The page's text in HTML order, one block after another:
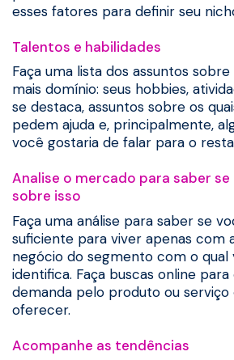
esses fatores para definir seu
Talentos e habilidades
Faça uma lista dos assuntos
mais domínio: seus hobbies,
se destaca, assuntos sobre os
pedem ajuda e, principalmente,
você gostaria de falar para o
Analise o mercado para saber
sobre isso
Faça uma análise para saber se
suficiente para viver apenas com
negócio do segmento com o qual
identifica. Faça buscas online
demanda pelo produto ou
oferecer.
Acompanhe as tendências